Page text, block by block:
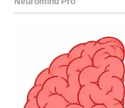
Zvijezde vam
period.